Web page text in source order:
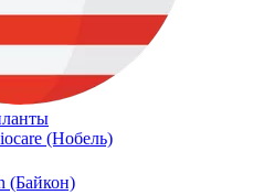
(Нобель)
(Байкон)